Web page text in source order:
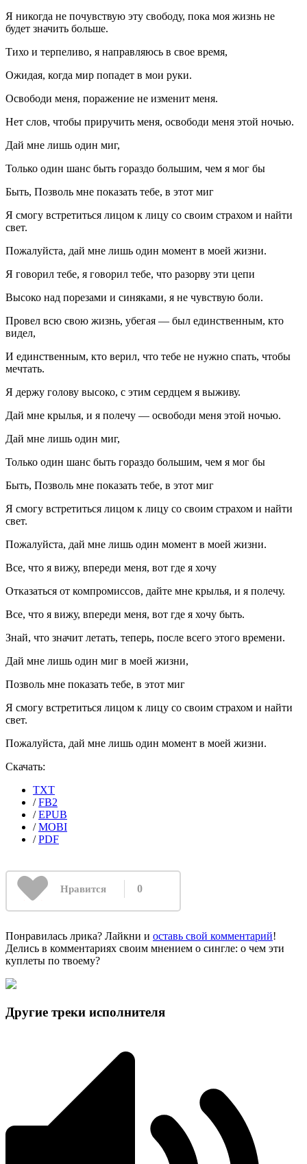
Я никогда не почувствую эту свободу, пока моя жизнь не
будет значить больше.
Тихо и терпеливо, я направляюсь в свое время,
Ожидая, когда мир попадет в мои руки.
Освободи меня, поражение не изменит меня.
Нет слов, чтобы приручить меня, освободи меня этой ночью.
Дай мне лишь один миг,
Только один шанс быть гораздо большим, чем я мог бы
Быть, Позволь мне показать тебе, в этот миг
Я смогу встретиться лицом к лицу со своим страхом и найти
свет.
Пожалуйста, дай мне лишь один момент в моей жизни.
Я говорил тебе, я говорил тебе, что разорву эти цепи
Высоко над порезами и синяками, я не чувствую боли.
Провел всю свою жизнь, убегая — был единственным, кто
видел,
И единственным, кто верил, что тебе не нужно спать, чтобы
мечтать.
Я держу голову высоко, с этим сердцем я выживу.
Дай мне крылья, и я полечу — освободи меня этой ночью.
Дай мне лишь один миг,
Только один шанс быть гораздо большим, чем я мог бы
Быть, Позволь мне показать тебе, в этот миг
Я смогу встретиться лицом к лицу со своим страхом и найти
свет.
Пожалуйста, дай мне лишь один момент в моей жизни.
Все, что я вижу, впереди меня, вот где я хочу
Отказаться от компромиссов, дайте мне крылья, и я полечу.
Все, что я вижу, впереди меня, вот где я хочу быть.
Знай, что значит летать, теперь, после всего этого времени.
Дай мне лишь один миг в моей жизни,
Позволь мне показать тебе, в этот миг
Я смогу встретиться лицом к лицу со своим страхом и найти
свет.
Пожалуйста, дай мне лишь один момент в моей жизни.
Скачать:
TXT
/FB2
/EPUB
/MOBI
/PDF
Нравится 0
Понравилась лрика? Лайкни и оставь свой комментарий!
Делись в комментариях своим мнением о сингле: о чем эти
куплеты по твоему?
Другие треки исполнителя